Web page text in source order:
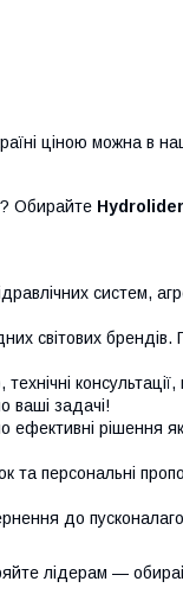
ціною можна в
Обирайте Hydrolider
систем,
світових
ваші задачі!
рішення
персональні
до
лідерам —